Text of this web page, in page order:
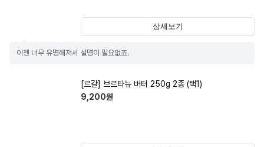
상세보기
이젠 너무 유명해져서 설명이 필요없죠.
[르갈] 브르타뉴 버터 250g 2종 (택1)
9,200원